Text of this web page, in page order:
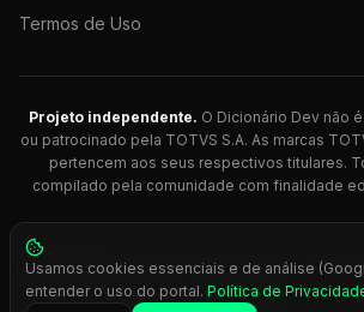
Termos de Uso
Projeto independente. O Dicionário Dev não
ou patrocinado pela TOTVS S.A. As marcas
pertencem aos seus respectivos titulares.
compilado pela comunidade com finalidade
© 2026 Dicionário Dev. Feito com 💚 para
Protheus.
Press Ctrl+K
Usamos cookies essenciais e de análise
entender o uso do portal. Política de